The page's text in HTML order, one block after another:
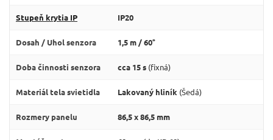
Stupeň krytia IP IP20
Dosah / Uhol senzora 1,5 m / 60°
Doba činnosti senzora cca 15 s (fixná)
Materiál tela svietidla Lakovaný hliník (Šedá)
Rozmery panelu 86,5 x 86,5 mm